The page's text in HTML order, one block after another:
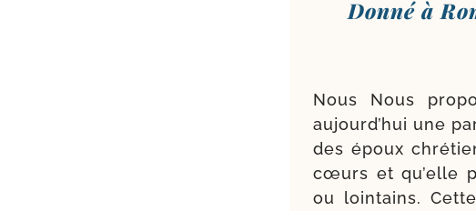
Donné à
Nous Nous
aujourd’­hui une
des époux
cœurs et qu’elle
ou loin­tains.